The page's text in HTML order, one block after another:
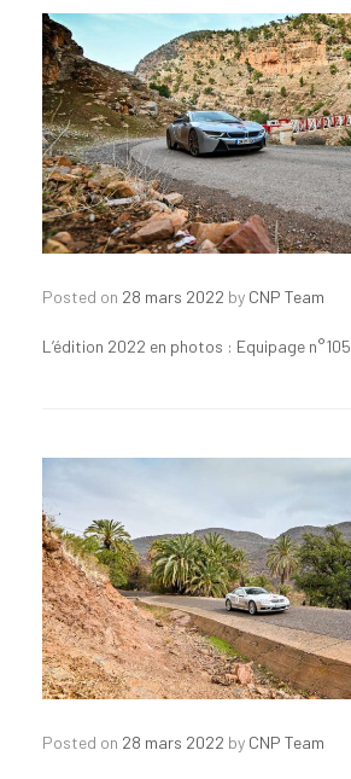
Posted on 28 mars 2022 by CNP Team
L’édition 2022 en photos : Equipage n°105
Posted on 28 mars 2022 by CNP Team